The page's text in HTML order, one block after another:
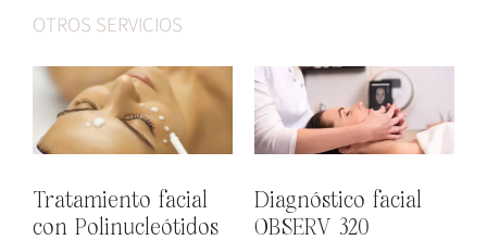
OTROS SERVICIOS
Tratamiento facial
con Polinucleótidos
Diagnóstico facial
OBSERV 320